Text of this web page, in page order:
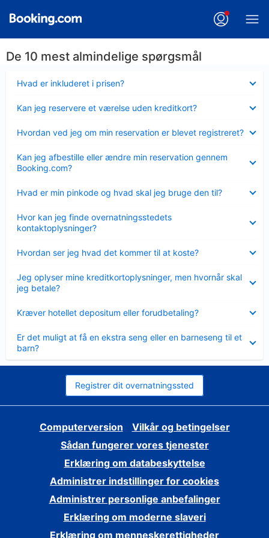
De 10 mest almindelige spørgsmål
Hvad er inkluderet i prisen?
Kan jeg reservere et værelse uden kreditkort?
Hvordan ved jeg om min reservation er blevet registreret?
Kan jeg afbestille eller ændre min reservation gennem
Booking.com?
Hvad er min pinkode og hvad skal jeg bruge den til?
Hvor kan jeg finde overnatningsstedets
kontaktoplysninger?
Hvordan ser jeg hvad det kommer til at koste?
Jeg oplyser mine kreditkortoplysninger, men hvornår skal
jeg betale?
Kræver hotellet depositum eller forudbetaling?
Er det muligt at få en ekstra seng eller en barneseng til et
barn?
Registrer dit overnatningssted
Computerversion
Vilkår og betingelser
Sådan fungerer vores tjenester
Erklæring om databeskyttelse
Administrer indstillinger for cookies
Administrer personlige anbefalinger
Erklæring om moderne slaveri
Erklæring om menneskerettigheder